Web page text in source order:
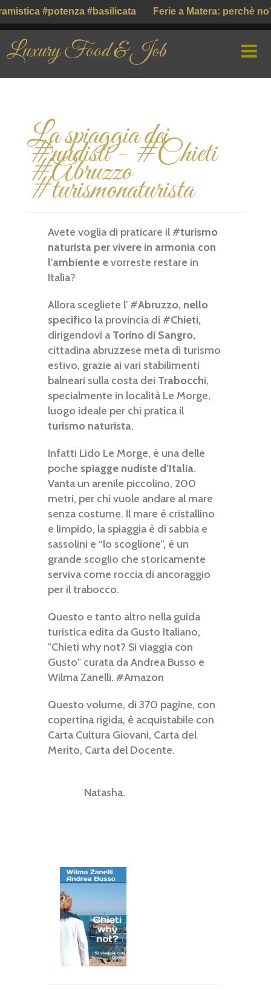
#potenza #basilicata Ferie a Matera: perchè
Luxury Food & Job
PROFILE COMPANY
PARLIAMO DI
La spiaggia dei
#nudisti - #Chieti
#Abruzzo
#turismonaturista
Avete voglia di praticare il #turismo
naturista per vivere in armonia con
l'ambiente evorreste restare in
Italia?
Allora scegliete l' #Abruzzo, nello
specifico la provincia di #Chieti,
dirigendovi a Torino di Sangro,
cittadina abruzzese meta di turismo
estivo, grazie ai vari stabilimenti
balneari sulla costa dei Trabocchi,
specialmente in località Le Morge,
luogo ideale per chi pratica il
turismo naturista.
Infatti Lido Le Morge, è una delle
poche spiagge nudiste d’Italia.
Vanta un arenile piccolino, 200
metri, per chi vuole andare al mare
senza costume. Il mare è cristallino
e limpido, la spiaggia è di sabbia e
sassolini e “lo scoglione”, è un
grande scoglio che storicamente
serviva come roccia di ancoraggio
per il trabocco.
Questo e tanto altro nella guida
turistica edita da Gusto Italiano,
"Chieti why not? Si viaggia con
Gusto" curata da Andrea Busso e
Wilma Zanelli. #Amazon
Questo volume, di 370 pagine, con
copertina rigida, è acquistabile con
Carta Cultura Giovani, Carta del
Merito, Carta del Docente.
Natasha.